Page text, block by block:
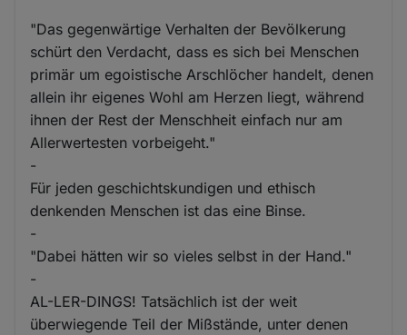
"Das gegenwärtige Verhalten der Bevölkerung
schürt den Verdacht, dass es sich bei Menschen
primär um egoistische Arschlöcher handelt, denen
allein ihr eigenes Wohl am Herzen liegt, während
ihnen der Rest der Menschheit einfach nur am
Allerwertesten vorbeigeht."
-
Für jeden geschichtskundigen und ethisch
denkenden Menschen ist das eine Binse.
-
"Dabei hätten wir so vieles selbst in der Hand."
-
AL-LER-DINGS! Tatsächlich ist der weit
überwiegende Teil der Mißstände, unter denen